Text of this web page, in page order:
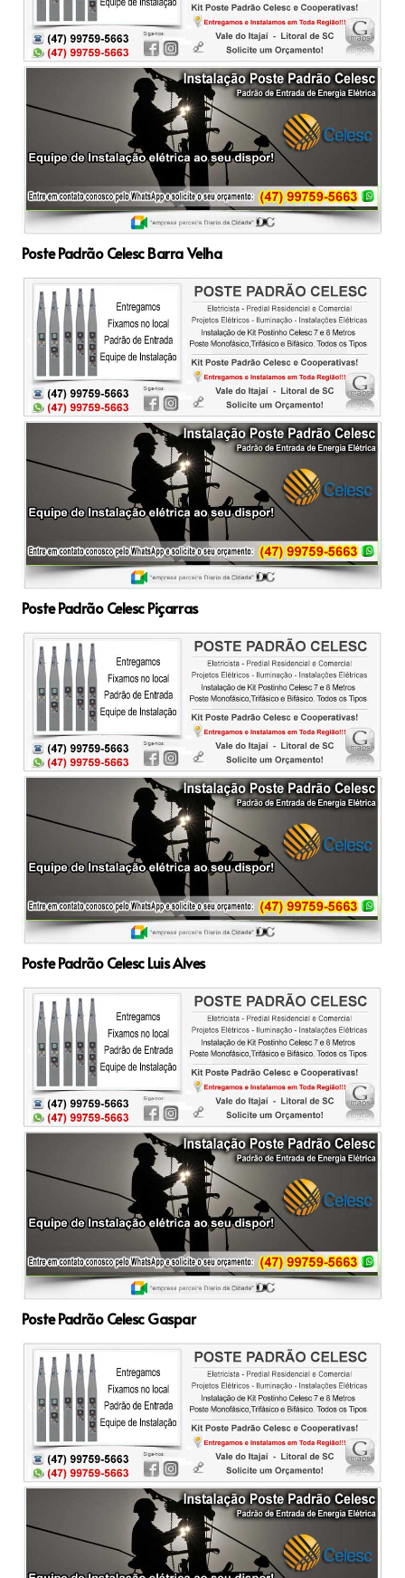
Poste Padrão Celesc Barra Velha
Poste Padrão Celesc Piçarras
Poste Padrão Celesc Luis Alves
Poste Padrão Celesc Gaspar